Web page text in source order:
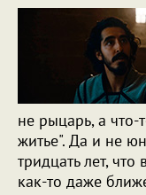
не рыцарь, а
житье". Да и не
тридцать лет,
как-то даже